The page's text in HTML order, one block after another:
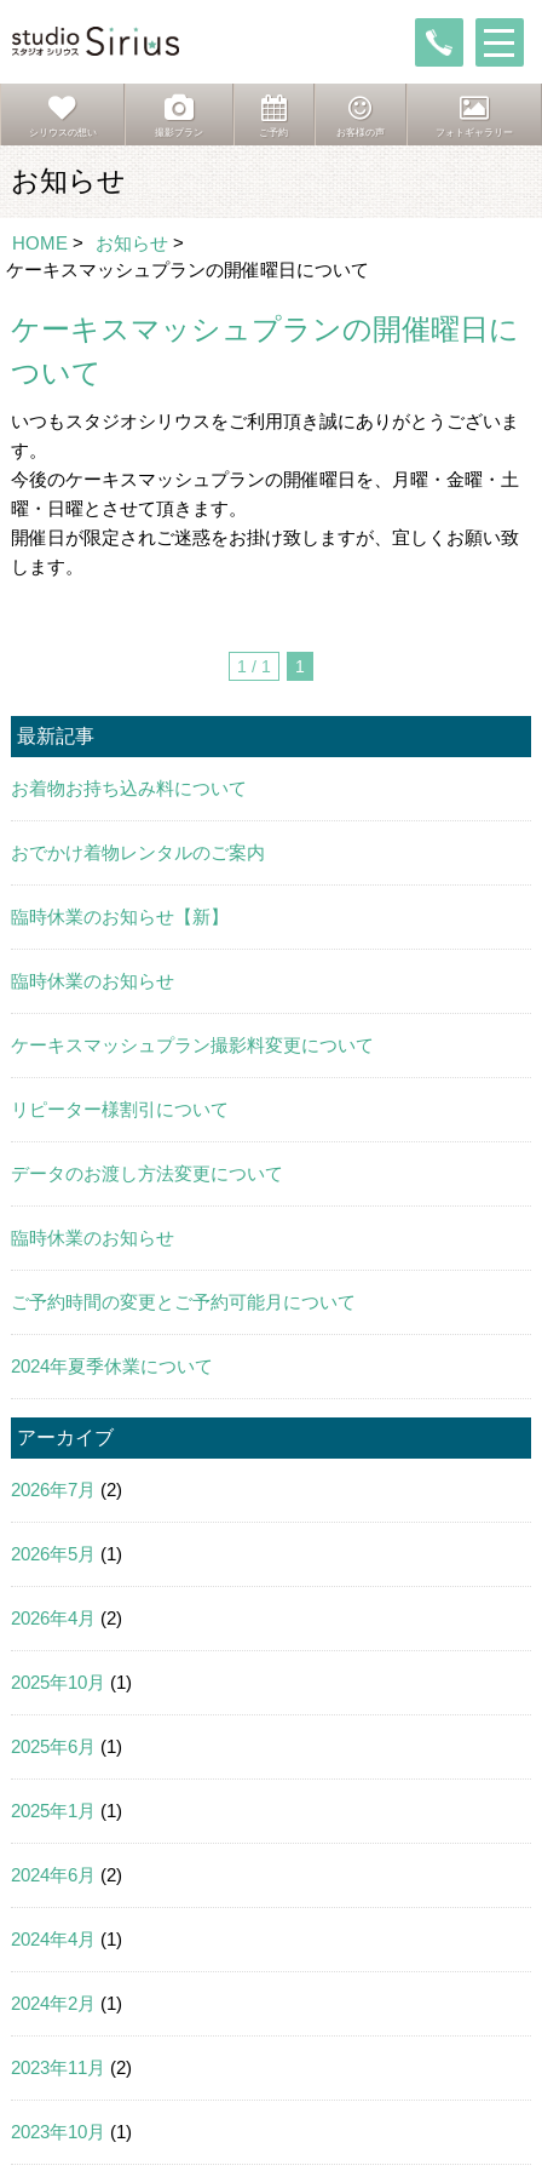
シリウスの想い 撮影プラン ご予約 お客様の声 フォトギャラリー
お知らせ
HOME > お知らせ >
ケーキスマッシュプランの開催曜日について
ケーキスマッシュプランの開催曜日に
ついて
いつもスタジオシリウスをご利用頂き誠にありがとうございま
す。
今後のケーキスマッシュプランの開催曜日を、月曜・金曜・土
曜・日曜とさせて頂きます。
開催日が限定されご迷惑をお掛け致しますが、宜しくお願い致
します。
1 / 1 1
最新記事
お着物お持ち込み料について
おでかけ着物レンタルのご案内
臨時休業のお知らせ【新】
臨時休業のお知らせ
ケーキスマッシュプラン撮影料変更について
リピーター様割引について
データのお渡し方法変更について
臨時休業のお知らせ
ご予約時間の変更とご予約可能月について
2024年夏季休業について
アーカイブ
2026年7月 (2)
2026年5月 (1)
2026年4月 (2)
2025年10月 (1)
2025年6月 (1)
2025年1月 (1)
2024年6月 (2)
2024年4月 (1)
2024年2月 (1)
2023年11月 (2)
2023年10月 (1)